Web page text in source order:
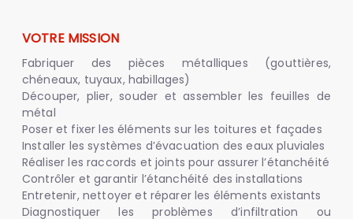
VOTRE MISSION
Fabriquer des pièces métalliques (gouttières,
chéneaux, tuyaux, habillages)
Découper, plier, souder et assembler les feuilles de
métal
Poser et fixer les éléments sur les toitures et façades
Installer les systèmes d’évacuation des eaux pluviales
Réaliser les raccords et joints pour assurer l’étanchéité
Contrôler et garantir l’étanchéité des installations
Entretenir, nettoyer et réparer les éléments existants
Diagnostiquer les problèmes d’infiltration ou